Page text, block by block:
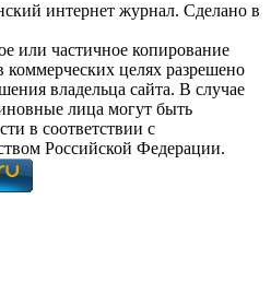
интернет журнал. Сделано в
или частичное копирование
коммерческих целях разрешено
владельца сайта. В случае
лица могут быть
в соответствии с
Российской Федерации.